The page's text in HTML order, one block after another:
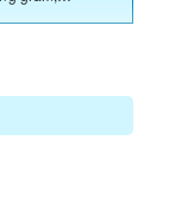
âm 40 độ C.
tự nhiên,